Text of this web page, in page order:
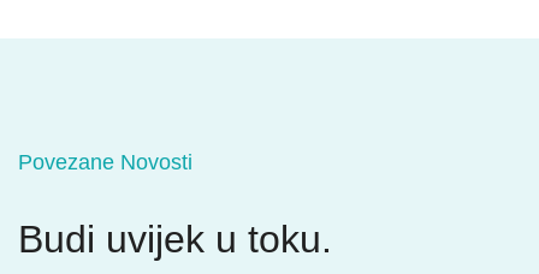
Povezane Novosti
Budi uvijek u toku.